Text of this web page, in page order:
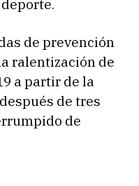
de prevención
ralentización de
a partir de la
de tres
de